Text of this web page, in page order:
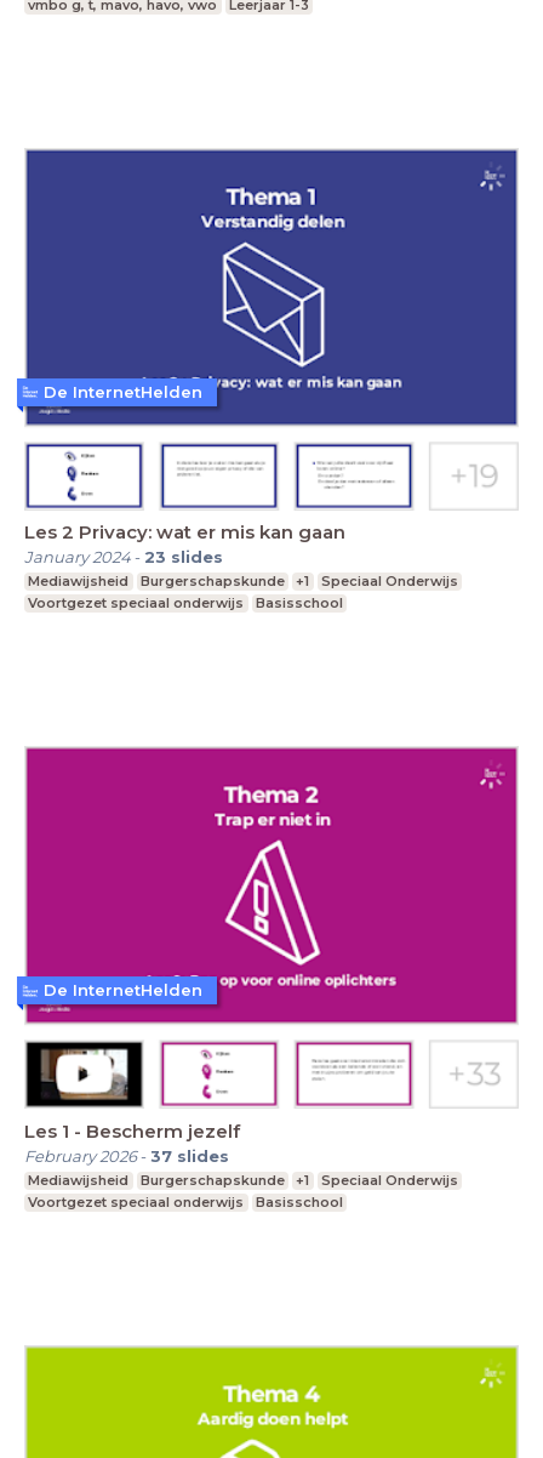
vmbo g, t, mavo, havo, vwo Leerjaar 1-3
Les 2 Privacy: wat er mis kan gaan
January 2024- 23 slides
Mediawijsheid Burgerschapskunde +1
Speciaal Onderwijs
Voortgezet speciaal onderwijs
Basisschool
De InternetHelden
Les 1 - Bescherm jezelf
February 2026-37 slides
Mediawijsheid Burgerschapskunde +1
Speciaal Onderwijs
Voortgezet speciaal onderwijs
Basisschool
De InternetHelden